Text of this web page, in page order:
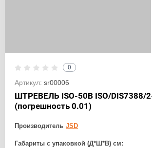
0
Артикул: sr00006
ШТРЕВЕЛЬ ISO-50B ISO/DIS7388/
(погрешность 0.01)
Производитель JSD
Габариты с упаковкой (Д*Ш*В) см: